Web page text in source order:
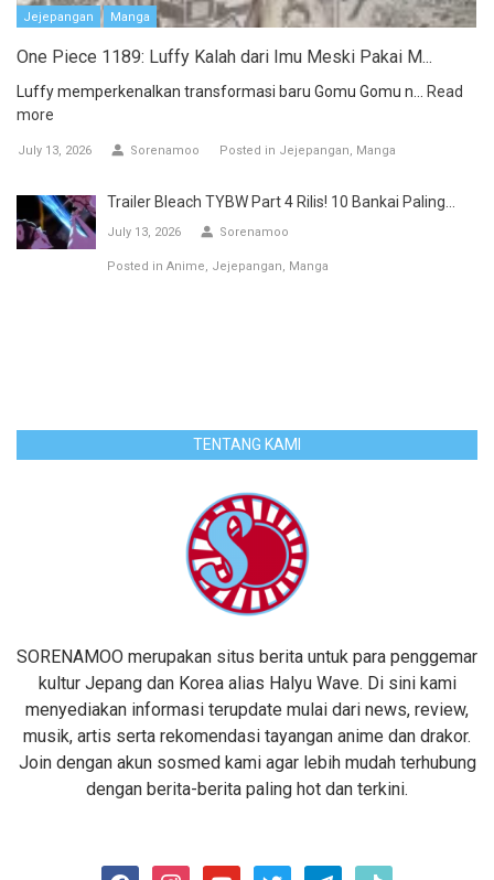
Jejepangan Manga
One Piece 1189: Luffy Kalah dari Imu Meski Pakai M...
Luffy memperkenalkan transformasi baru Gomu Gomu n...
Read
more
July 13, 2026 Sorenamoo Posted in Jejepangan Manga
Trailer Bleach TYBW Part 4 Rilis! 10 Bankai Paling...
July 13, 2026 Sorenamoo
Posted in Anime Jejepangan Manga
TENTANG KAMI
SORENAMOO merupakan situs berita untuk para penggemar
kultur Jepang dan Korea alias Halyu Wave. Di sini kami
menyediakan informasi terupdate mulai dari news, review,
musik, artis serta rekomendasi tayangan anime dan drakor.
Join dengan akun sosmed kami agar lebih mudah terhubung
dengan berita-berita paling hot dan terkini.